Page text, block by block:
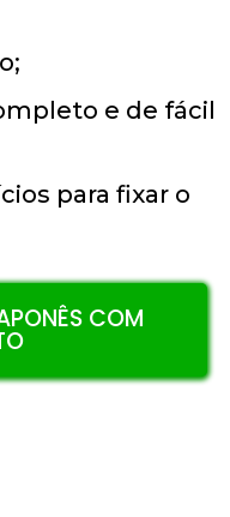
e de fácil
para fixar o
COM